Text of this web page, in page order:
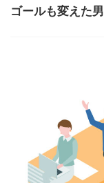
ゴールも変えた男